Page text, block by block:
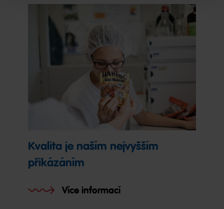
Kvalita je naším nejvyšším
přikázáním
Více informací